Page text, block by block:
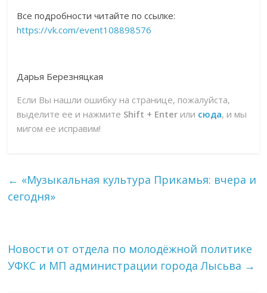
Все подробности читайте по ссылке:
https://vk.com/event108898576
Дарья Березняцкая
Если Вы нашли ошибку на странице, пожалуйста,
выделите ее и нажмите Shift + Enter или сюда, и мы
мигом ее исправим!
← «Музыкальная культура Прикамья: вчера и
сегодня»
Новости от отдела по молодёжной политике
УФКС и МП администрации города Лысьва →